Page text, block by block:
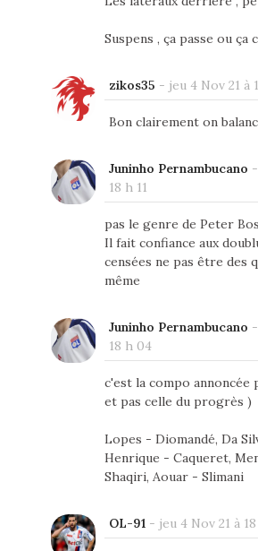
Suspens , ça passe ou ça
zikos35 - jeu 4 Nov 21 à
Bon clairement on
Juninho Pernambucano -
18 h 11
pas le genre de Peter
Il fait confiance aux
censées ne pas être des
même
Juninho Pernambucano -
18 h 04
c'est la compo annoncée
et pas celle du progrès )
Lopes - Diomandé, Da
Henrique - Caqueret,
Shaqiri, Aouar - Slimani
OL-91- jeu 4 Nov 21 à 18